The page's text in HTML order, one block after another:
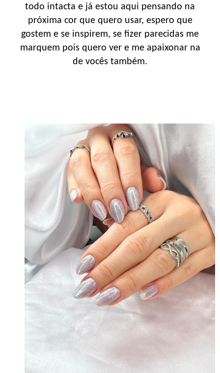
todo intacta e já estou aqui pensando na
próxima cor que quero usar, espero que
gostem e se inspirem, se fizer parecidas me
marquem pois quero ver e me apaixonar na
de vocês também.